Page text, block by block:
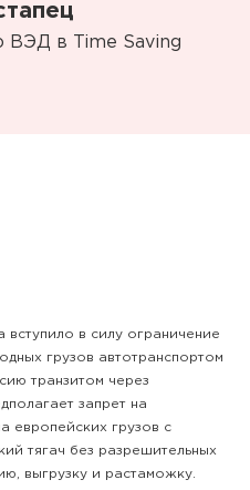
ВЭД в Time Saving
вступило в силу ограничение
грузов автотранспортом
транзитом через
запрет на
европейских грузов с
тягач без разрешительных
выгрузку и растаможку.